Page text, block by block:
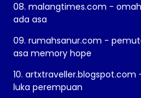
08. malangtimes.com -
ada asa
09. rumahsanur.com -
asa memory hope
10.
luka perempuan